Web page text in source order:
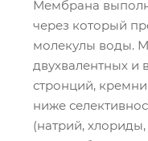
Мембрана
через который
молекулы воды.
двухвалентных и
стронций,
ниже
(натрий,